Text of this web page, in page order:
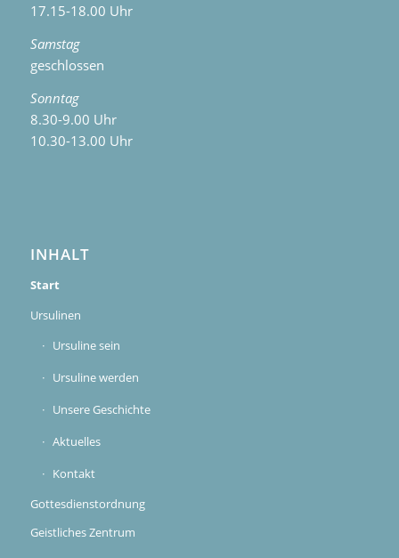
17.15-18.00 Uhr
Samstag
geschlossen
Sonntag
8.30-9.00 Uhr
10.30-13.00 Uhr
INHALT
Start
Ursulinen
Ursuline sein
Ursuline werden
Unsere Geschichte
Aktuelles
Kontakt
Gottesdienstordnung
Geistliches Zentrum